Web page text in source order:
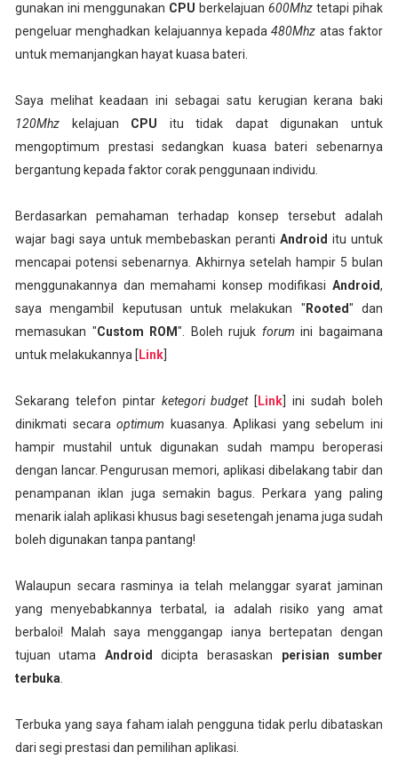
gunakan ini menggunakan CPU berkelajuan600Mhztetapi pihak
pengeluar menghadkan kelajuannya kepada480Mhz atas faktor
untuk memanjangkan hayat kuasa bateri.
Saya melihat keadaan ini sebagai satu kerugian kerana baki
120Mhzkelajuan CPU itu tidak dapat digunakan untuk
mengoptimum prestasi sedangkan kuasa bateri sebenarnya
bergantung kepada faktor corak penggunaan individu.
Berdasarkan pemahaman terhadap konsep tersebut adalah
wajar bagi saya untuk membebaskan perantiAndroid itu untuk
mencapai potensi sebenarnya. Akhirnya setelah hampir 5 bulan
menggunakannya dan memahami konsep modifikasiAndroid,
saya mengambil keputusan untuk melakukan " Rooted" dan
memasukan "Custom ROM". Boleh rujuk forum ini bagaimana
untuk melakukannya [ Link]
Sekarang telefon pintar ketegori budget[ Link ] ini sudah boleh
dinikmati secaraoptimum kuasanya. Aplikasi yang sebelum ini
hampir mustahil untuk digunakan sudah mampu beroperasi
dengan lancar. Pengurusan memori, aplikasi dibelakang tabir dan
penampanan iklan juga semakin bagus. Perkara yang paling
menarik ialah aplikasi khusus bagi sesetengah jenama juga sudah
boleh digunakan tanpa pantang!
Walaupun secara rasminya ia telah melanggar syarat jaminan
yang menyebabkannya terbatal, ia adalah risiko yang amat
berbaloi! Malah saya menggangap ianya bertepatan dengan
tujuan utama Android dicipta berasaskan perisian sumber
terbuka
Terbuka yang saya faham ialah pengguna tidak perlu dibataskan
dari segi prestasi dan pemilihan aplikasi.